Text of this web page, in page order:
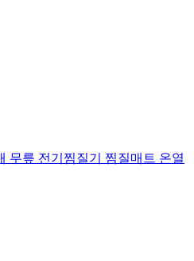
무릎 전기찜질기 찜질매트 온열